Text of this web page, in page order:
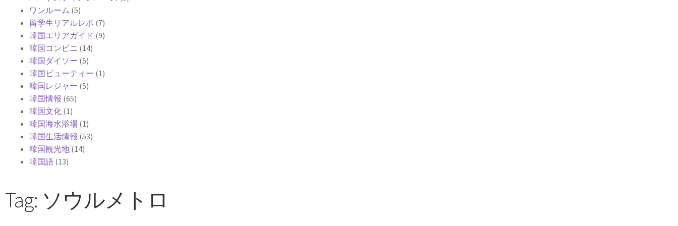
ワンルーム (5)
留学生リアルレポ (7)
韓国エリアガイド (9)
韓国コンビニ (14)
韓国ダイソー (5)
韓国ビューティー (1)
韓国レジャー (5)
韓国情報 (65)
韓国文化 (1)
韓国海水浴場 (1)
韓国生活情報 (53)
韓国観光地 (14)
韓国語 (13)
Tag: ソウルメトロ